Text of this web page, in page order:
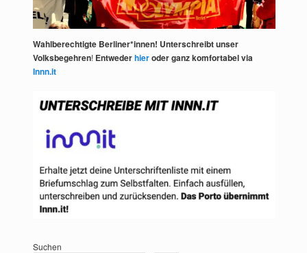
Wahlberechtigte Berliner*innen! Unterschreibt unser
Volksbegehren! Entwederhieroder ganz komfortabel via
Innn.it
Suchen